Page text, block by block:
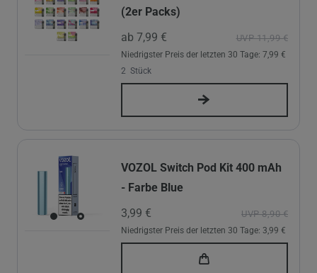
(2er Packs)
UVP 11,99 €
ab 7,99 €
Niedrigster Preis der letzten 30 Tage: 7,99 €
2 Stück
VOZOL Switch Pod Kit 400 mAh
- Farbe Blue
UVP 8,90 €
3,99 €
Niedrigster Preis der letzten 30 Tage: 3,99 €